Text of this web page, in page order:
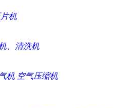
机
、清洗机
机 空气压缩机